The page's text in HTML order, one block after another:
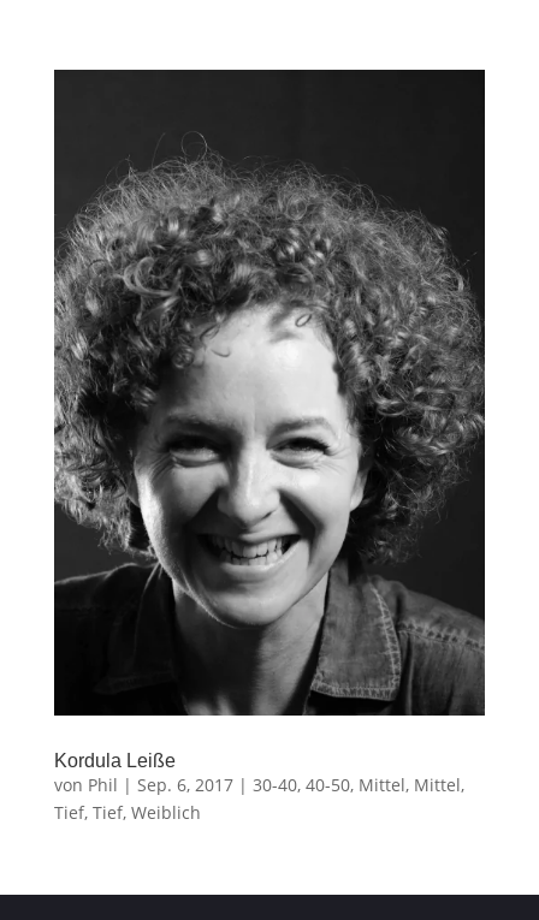
Kordula Leiße
von Phil | Sep. 6, 2017| 30-40, 40-50, Mittel, Mittel,
Tief, Tief, Weiblich